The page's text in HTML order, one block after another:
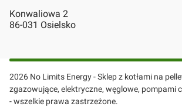
Konwaliowa 2
86-031 Osielsko
2026 No Limits Energy - Sklep z kotłami na
zgazowujące, elektryczne, węglowe, pompami
- wszelkie prawa zastrzeżone.